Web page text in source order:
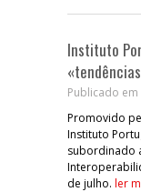
Instituto
Publicado
Promovido
Instituto
subordinado
de julho. ler